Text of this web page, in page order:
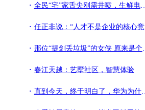
全民“宅”家舌尖刚需井喷，生鲜电商力解餐桌“围城”
任正非说：“人才不是企业的核心竞争力”
那位“提剑丢垃圾”的女侠 原来是个来自四川雅安的大四女生
春江天越：艺墅社区，智慧体验
直到今天，终于明白了，华为为什么要做手机而不是卖芯片？